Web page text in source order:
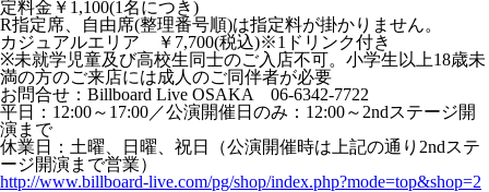
定料金￥1,100(1名につき)
R指定席、自由席(整理番号順)は指定料が掛かりません。
カジュアルエリア ￥7,700(税込)※1ドリンク付き
※未就学児童及び高校生同士のご入店不可。小学生以上18歳未
満の方のご来店には成人のご同伴者が必要
お問合せ：Billboard Live OSAKA 06-6342-7722
平日：12:00～17:00／公演開催日のみ：12:00～2ndステージ開
演まで
休業日：土曜、日曜、祝日（公演開催時は上記の通り2ndステ
ージ開演まで営業）
http://www.billboard-live.com/pg/shop/index.php?mode=top&shop=2